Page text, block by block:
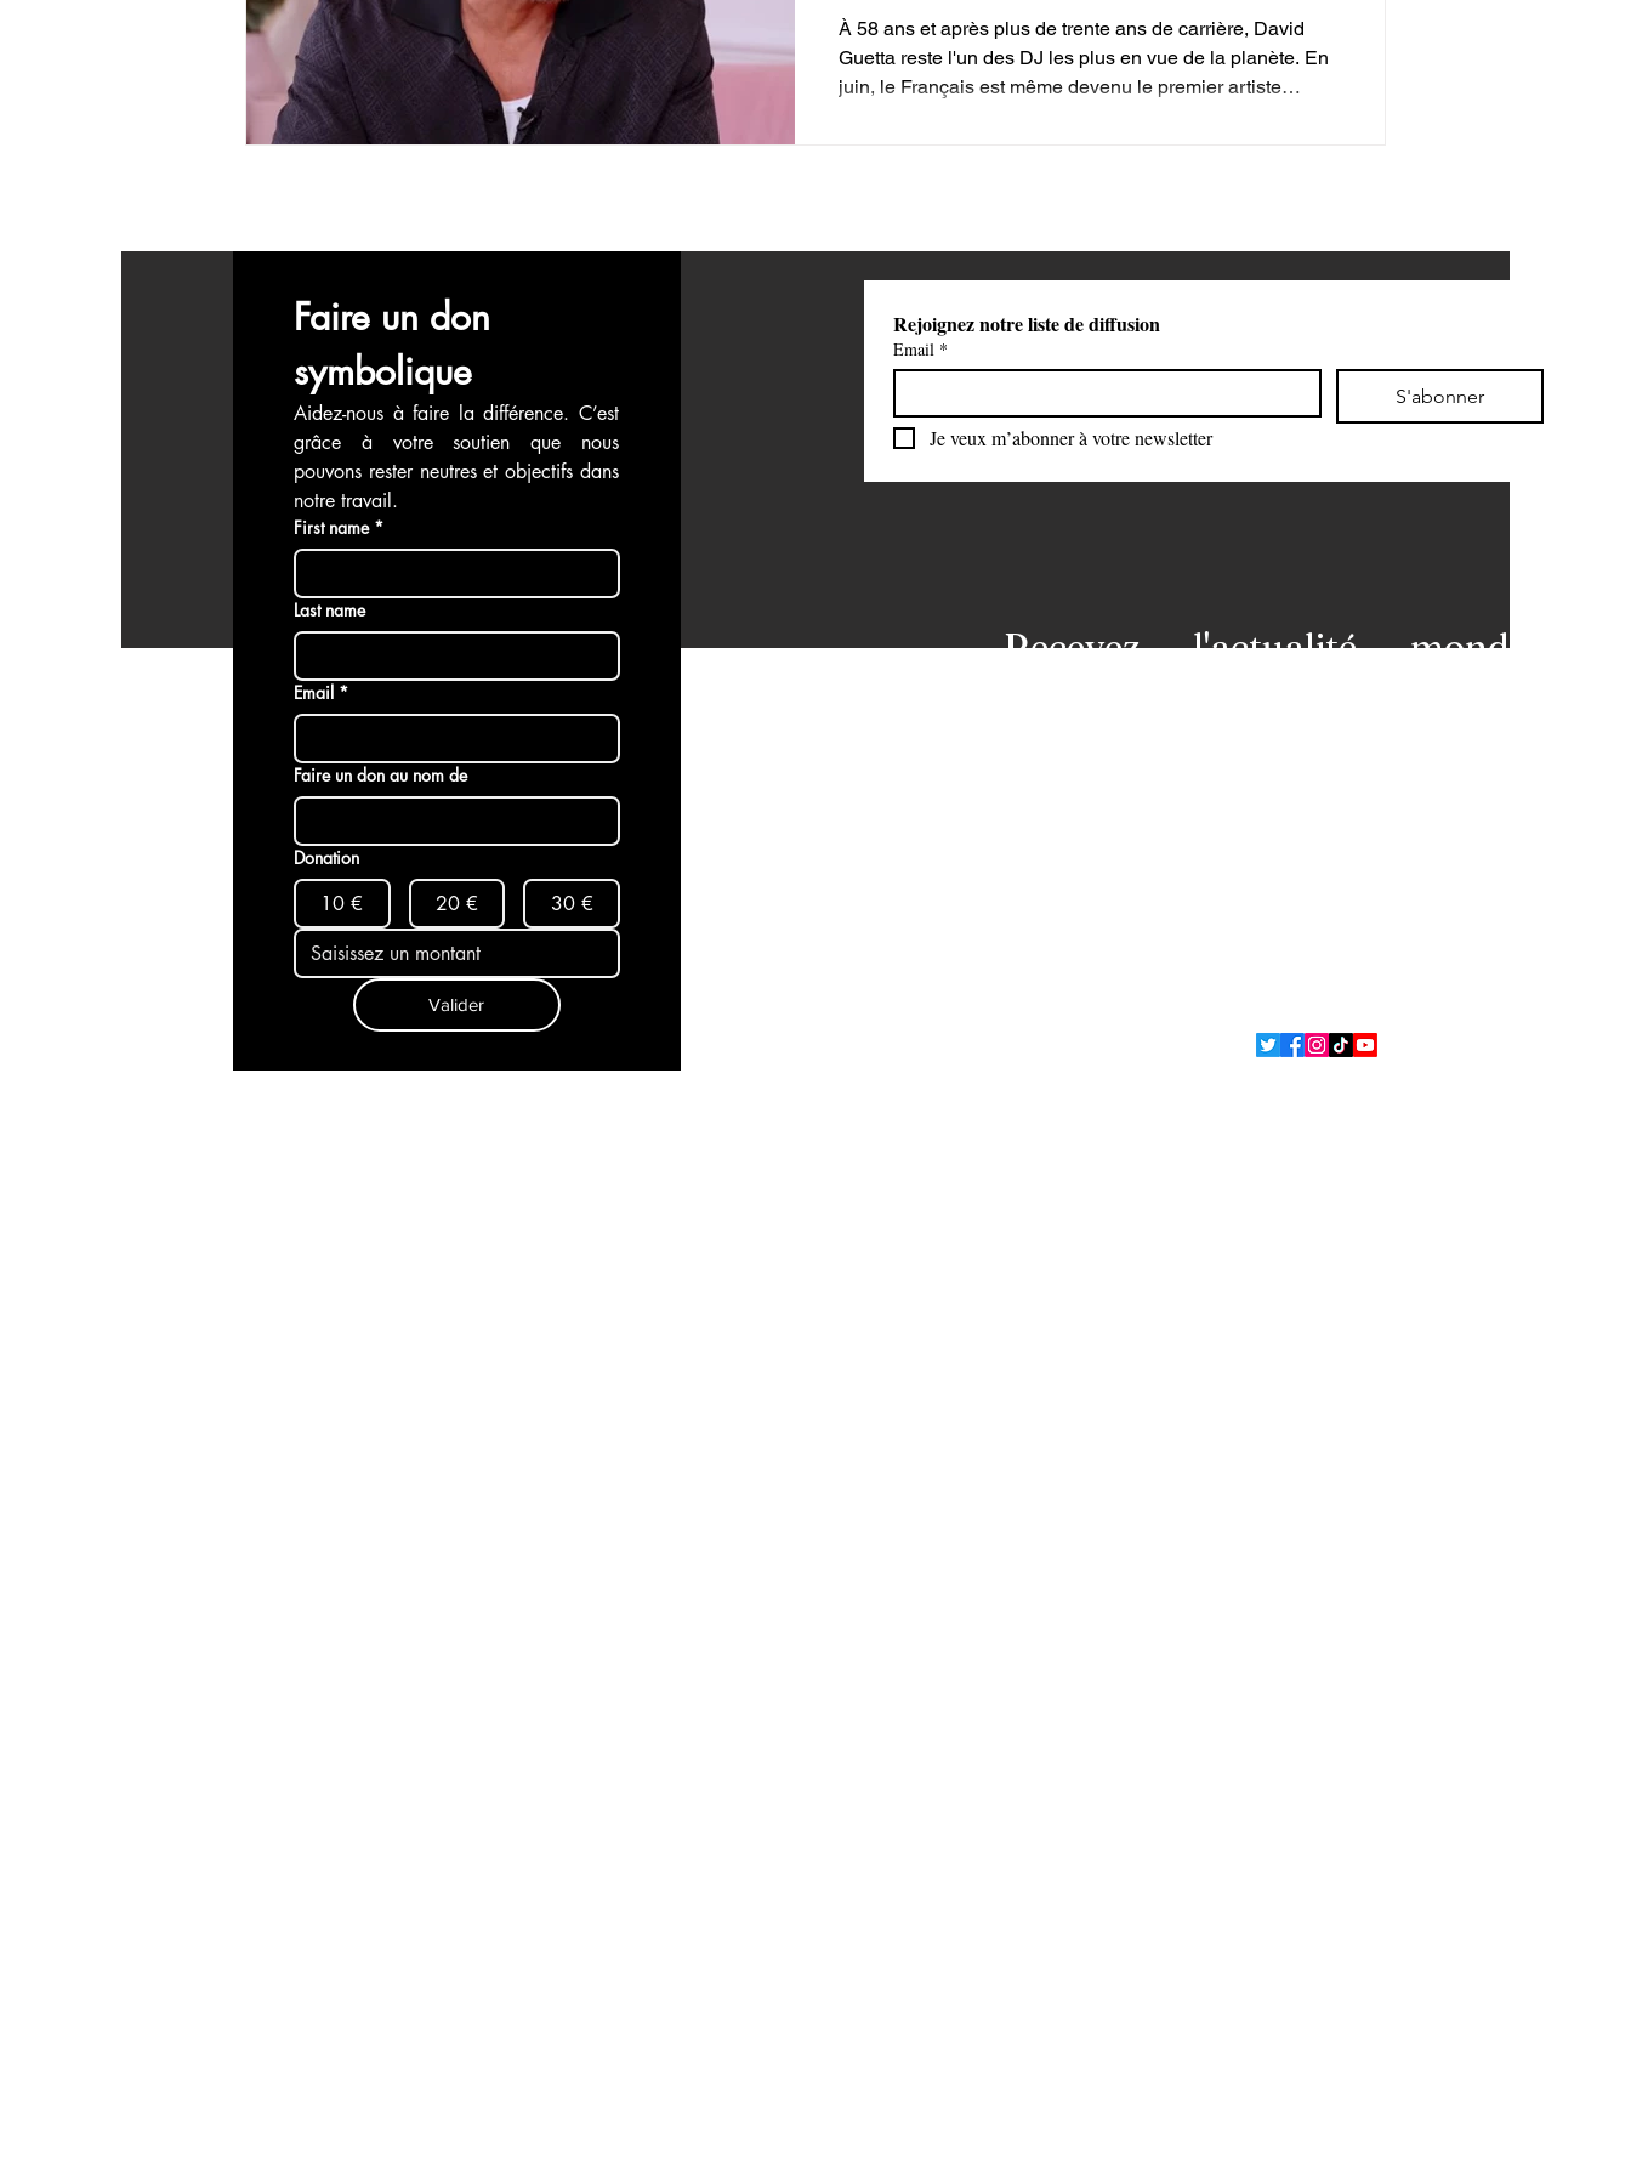
économie mondiales Enquête vidéos Attaque du Hamas contre Israël
À 58 ans et après plus de trente ans de carrière, David
Guetta reste l'un des DJ les plus en vue de la planète. En
juin, le Français est même devenu le premier artiste
Rejoignez notre liste de diffusion
Email *
S'abonner
Je veux m’abonner à votre newsletter
Faire un don
symbolique
Aidez-nous à faire la différence. C’est
grâce à votre soutien que nous
pouvons rester neutres et objectifs dans
notre travail.
First name *
Last name
Email *
Faire un don au nom de
Donation
10 € 20 € 30 €
Valider
Recevez l'actualité mondiale